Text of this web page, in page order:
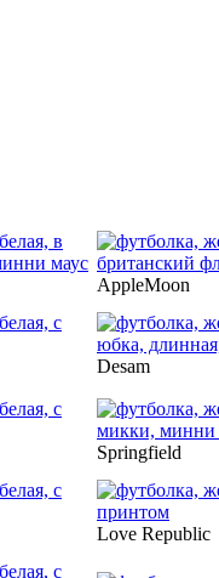
AppleMoon
Desam
Springfield
Love Republic